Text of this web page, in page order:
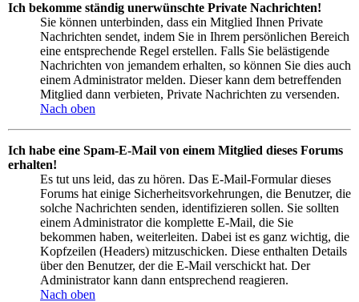
Ich bekomme ständig unerwünschte Private Nachrichten!
Sie können unterbinden, dass ein Mitglied Ihnen Private
Nachrichten sendet, indem Sie in Ihrem persönlichen Bereich
eine entsprechende Regel erstellen. Falls Sie belästigende
Nachrichten von jemandem erhalten, so können Sie dies auch
einem Administrator melden. Dieser kann dem betreffenden
Mitglied dann verbieten, Private Nachrichten zu versenden.
Nach oben
Ich habe eine Spam-E-Mail von einem Mitglied dieses Forums
erhalten!
Es tut uns leid, das zu hören. Das E-Mail-Formular dieses
Forums hat einige Sicherheitsvorkehrungen, die Benutzer, die
solche Nachrichten senden, identifizieren sollen. Sie sollten
einem Administrator die komplette E-Mail, die Sie
bekommen haben, weiterleiten. Dabei ist es ganz wichtig, die
Kopfzeilen (Headers) mitzuschicken. Diese enthalten Details
über den Benutzer, der die E-Mail verschickt hat. Der
Administrator kann dann entsprechend reagieren.
Nach oben